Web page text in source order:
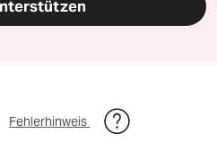
Fehlerhinweis